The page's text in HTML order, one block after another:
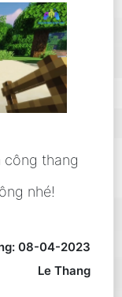
công thang
nhé!
08-04-2023
Le Thang